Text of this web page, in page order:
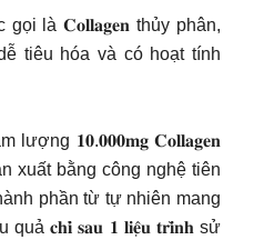
gọi là 𝐂𝐨𝐥𝐥𝐚𝐠𝐞𝐧 thủy phân,
tiêu hóa và có hoạt tính
lượng 𝟏𝟎.𝟎𝟎𝟎𝐦𝐠 𝐂𝐨𝐥𝐥𝐚𝐠𝐞𝐧
xuất bằng công nghệ tiên
phần từ tự nhiên mang
𝐜𝐡𝐢̉ 𝐬𝐚𝐮 𝟏 𝐥𝐢𝐞̣̂𝐮 𝐭𝐫𝐢̀𝐧𝐡 sử